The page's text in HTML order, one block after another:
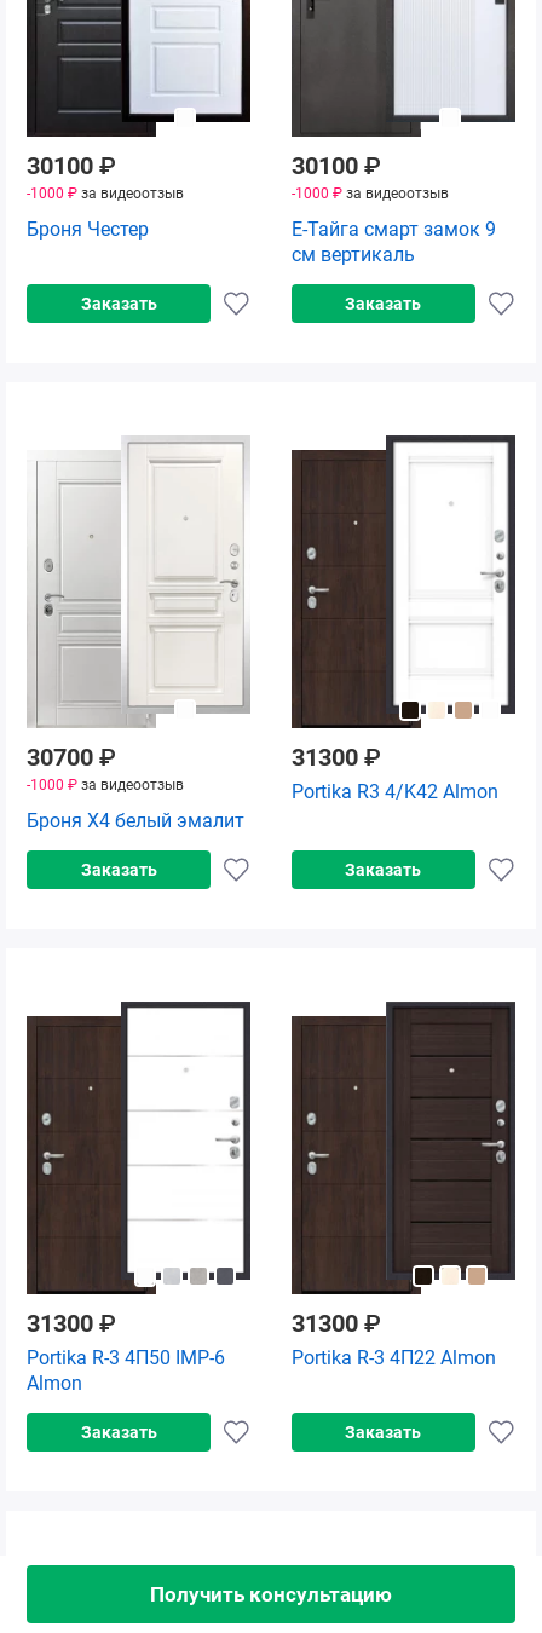
30100 ₽
-1000 ₽ за видеоотзыв
Броня Честер
Заказать
30100 ₽
-1000 ₽ за видеоотзыв
Е-Тайга смарт замок 9
см вертикаль
Заказать
30700 ₽
-1000 ₽ за видеоотзыв
Броня Х4 белый эмалит
Заказать
31300 ₽
Portika R3 4/K42 Almon
Заказать
31300 ₽
Portika R-3 4П50 IMP-6
Almon
Заказать
31300 ₽
Portika R-3 4П22 Almon
Заказать
Получить консультацию